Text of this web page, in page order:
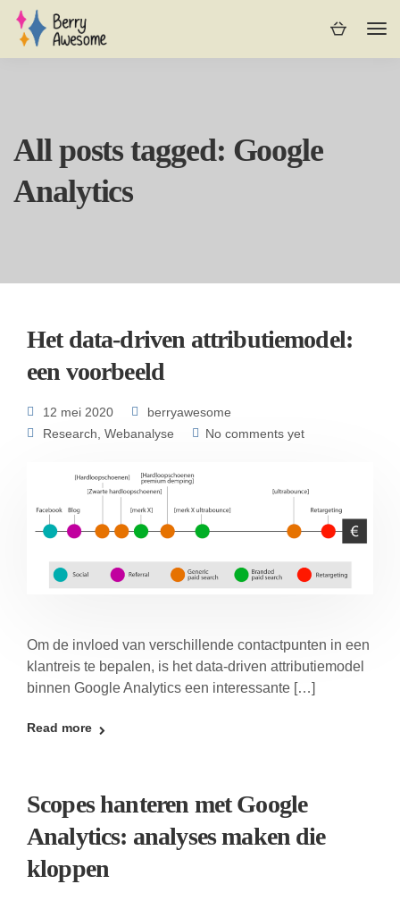
All posts tagged: Google
Analytics
Het data-driven attributiemodel:
een voorbeeld
12 mei 2020
berryawesome
Research Webanalyse No comments yet
Om de invloed van verschillende contactpunten in een
klantreis te bepalen, is het data-driven attributiemodel
binnen Google Analytics een interessante […]
Read more
Scopes hanteren met Google
Analytics: analyses maken die
kloppen